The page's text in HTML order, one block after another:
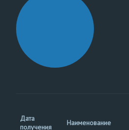
Дата
получения
Наименование